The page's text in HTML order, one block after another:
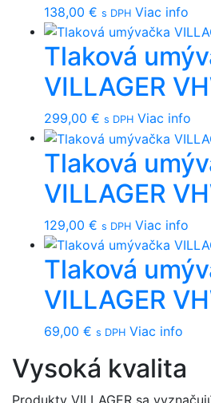
138,00 € s DPH Viac info
Tlaková
VILLAGER
299,00 € s DPH Viac info
Tlaková
VILLAGER
129,00 € s DPH Viac info
Tlaková
VILLAGER
69,00 € s DPH Viac info
Vysoká kvalita